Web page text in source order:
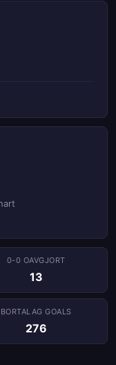
0-0 OAVGJORT
13
BORTALAG GOALS
276